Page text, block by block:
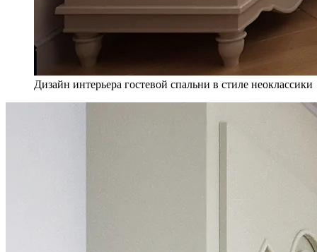
Дизайн интерьера гостевой спальни в стиле неоклассики